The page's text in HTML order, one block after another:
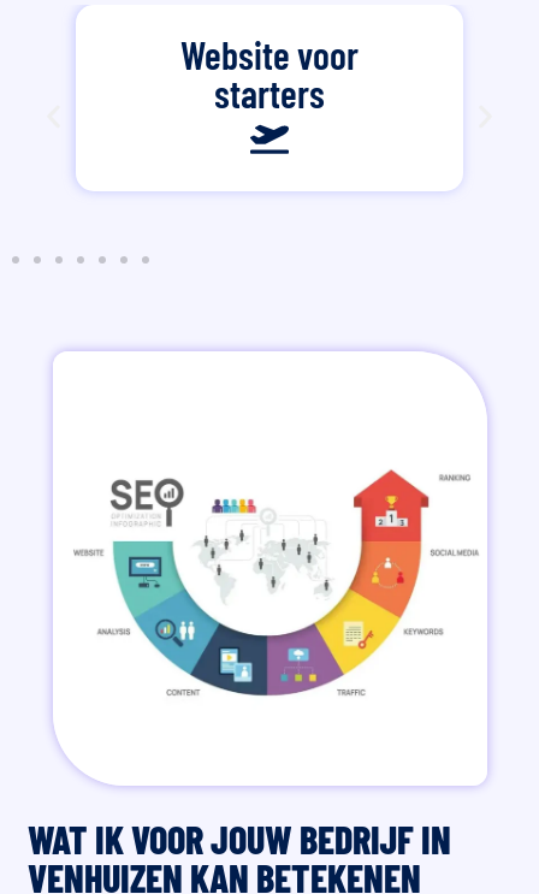
Website voor
starters
WAT IK VOOR JOUW BEDRIJF IN
VENHUIZEN KAN BETEKENEN